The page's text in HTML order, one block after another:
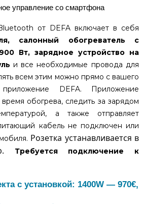
управление со смартфона
от DEFA включает в себя
салонный обогреватель с
Вт, зарядное устройство на
и все необходимые провода для
всем этим можно прямо с вашего
DEFA. Приложение
время обогрева, следить за зарядом
а также отправляет
кабель не подключен или
Розетка устанавливается в
Требуется подключение к
с установкой: 1400W — 970€,